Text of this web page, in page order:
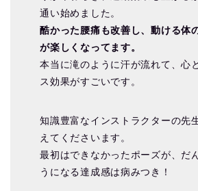
通い始めました。
酷かった腰痛も改善し、動ける体
が楽しくなってます。
本当に滝のように汗が流れて、心
ス効果がすごいです。
知識豊富なインストラクターの先
えてくださいます。
最初はできなかったポーズが、だ
うになる達成感は病みつき！